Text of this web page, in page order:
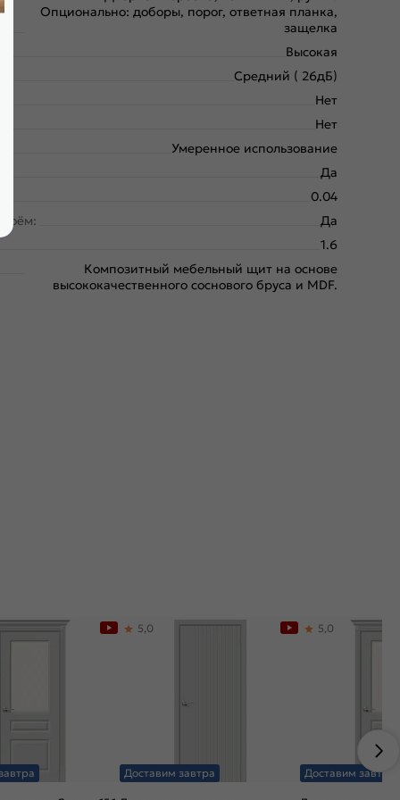
Опционально: доборы, порог, ответная планка,
защелка
Высокая
Средний ( 26дБ)
Нет
Нет
Умеренное использование
Да
0.04
Да
1.6
Композитный мебельный щит на основе
высококачественного соснового бруса и MDF.
Доставим завтра
5,0
Доставим завтра
5,0